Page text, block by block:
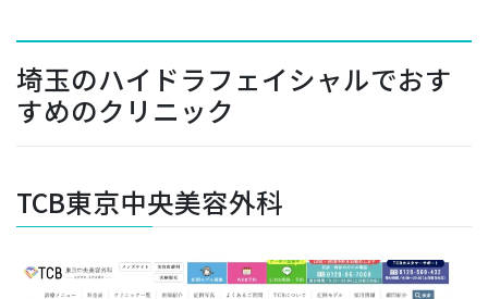
埼玉のハイドラフェイシャルでおす
すめのクリニック
TCB東京中央美容外科